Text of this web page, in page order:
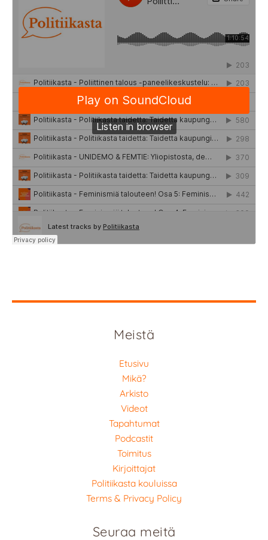
Meistä
Etusivu
Mikä?
Arkisto
Videot
Tapahtumat
Podcastit
Toimitus
Kirjoittajat
Politiikasta kouluissa
Terms & Privacy Policy
Seuraa meitä